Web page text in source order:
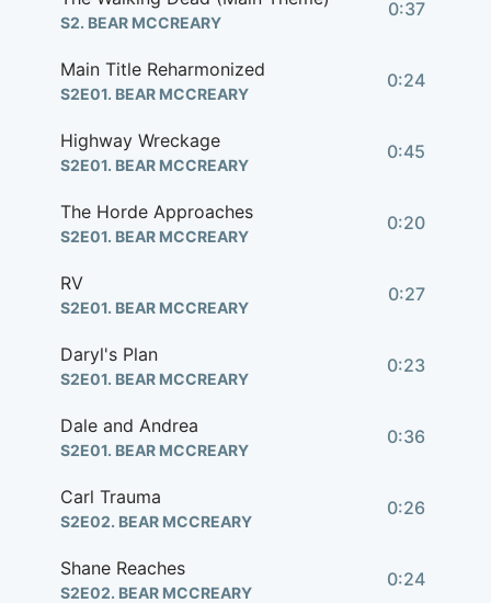
S2. BEAR MCCREARY
0:37
Main Title Reharmonized
S2E01. BEAR MCCREARY
0:24
Highway Wreckage
S2E01. BEAR MCCREARY
0:45
The Horde Approaches
S2E01. BEAR MCCREARY
0:20
RV
S2E01. BEAR MCCREARY
0:27
Daryl's Plan
S2E01. BEAR MCCREARY
0:23
Dale and Andrea
S2E01. BEAR MCCREARY
0:36
Carl Trauma
S2E02. BEAR MCCREARY
0:26
Shane Reaches
S2E02. BEAR MCCREARY
0:24